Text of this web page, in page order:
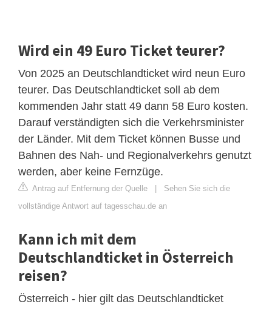
Wird ein 49 Euro Ticket teurer?
Von 2025 an Deutschlandticket wird neun Euro
teurer. Das Deutschlandticket soll ab dem
kommenden Jahr statt 49 dann 58 Euro kosten.
Darauf verständigten sich die Verkehrsminister
der Länder. Mit dem Ticket können Busse und
Bahnen des Nah- und Regionalverkehrs genutzt
werden, aber keine Fernzüge.
Antrag auf Entfernung der Quelle | Sehen Sie sich die
vollständige Antwort auf tagesschau.de an
Kann ich mit dem
Deutschlandticket in Österreich
reisen?
Österreich - hier gilt das Deutschlandticket